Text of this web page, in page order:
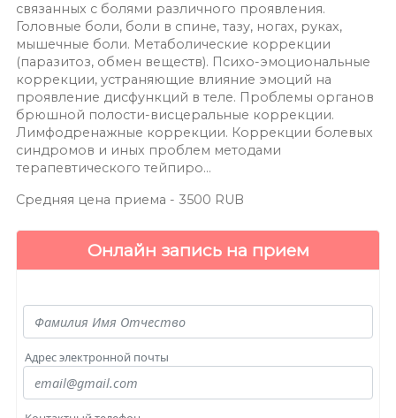
связанных с болями различного проявления.
Головные боли, боли в спине, тазу, ногах, руках,
мышечные боли. Метаболические коррекции
(паразитоз, обмен веществ). Психо-эмоциональные
коррекции, устраняющие влияние эмоций на
проявление дисфункций в теле. Проблемы органов
брюшной полости-висцеральные коррекции.
Лимфодренажные коррекции. Коррекции болевых
синдромов и иных проблем методами
терапевтического тейпиро...
Средняя цена приема - 3500 RUB
Онлайн запись на прием
Адрес электронной почты